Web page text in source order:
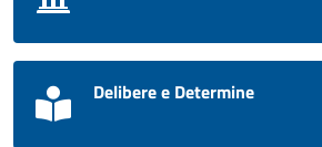
Delibere e Determine